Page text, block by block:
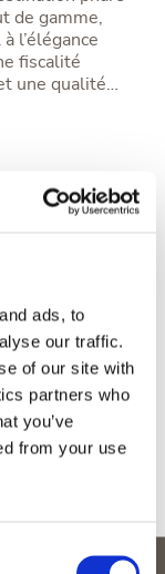
ads, to
our traffic.
of our site with
partners who
you’ve
from your use
de gamme,
l’élégance
fiscalité
une qualité
résidence
et
Ce
type
qui
vos